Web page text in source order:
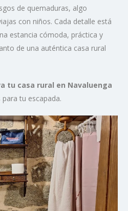
de quemaduras, algo
con niños. Cada detalle está
estancia cómoda, práctica y
de una auténtica casa rural
tu casa rural en Navaluenga
tu escapada.